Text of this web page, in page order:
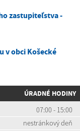
zastupiteľstva -
v obci Košecké
ÚRADNÉ HODINY
07:00 - 15:00
nestránkový deň